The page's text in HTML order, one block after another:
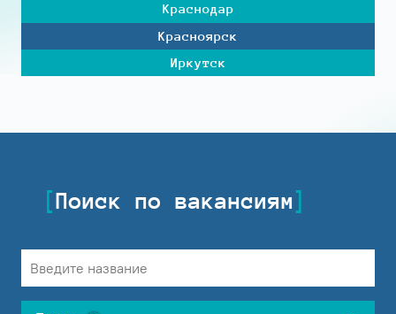
Краснодар
Красноярск
Иркутск
Поиск по вакансиям